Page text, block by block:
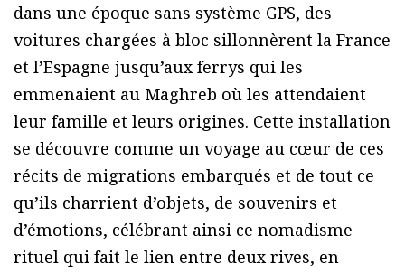
dans une époque sans système GPS, des
voitures chargées à bloc sillonnèrent la France
et l’Espagne jusqu’aux ferrys qui les
emmenaient au Maghreb où les attendaient
leur famille et leurs origines. Cette installation
se découvre comme un voyage au cœur de ces
récits de migrations embarqués et de tout ce
qu’ils charrient d’objets, de souvenirs et
d’émotions, célébrant ainsi ce nomadisme
rituel qui fait le lien entre deux rives, en